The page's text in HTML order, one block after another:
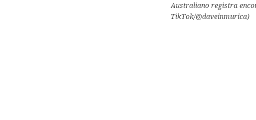
Australiano registra
TikTok/@daveinmurica)